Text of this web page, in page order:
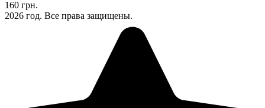
160 грн.
2026 год. Все права защищены.